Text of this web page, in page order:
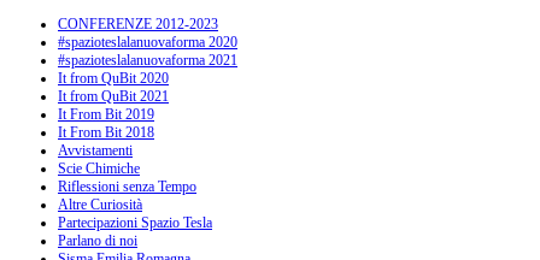
CONFERENZE 2012-2023
#spazioteslalanuovaforma 2020
#spazioteslalanuovaforma 2021
It from QuBit 2020
It from QuBit 2021
It From Bit 2019
It From Bit 2018
Avvistamenti
Scie Chimiche
Riflessioni senza Tempo
Altre Curiosità
Partecipazioni Spazio Tesla
Parlano di noi